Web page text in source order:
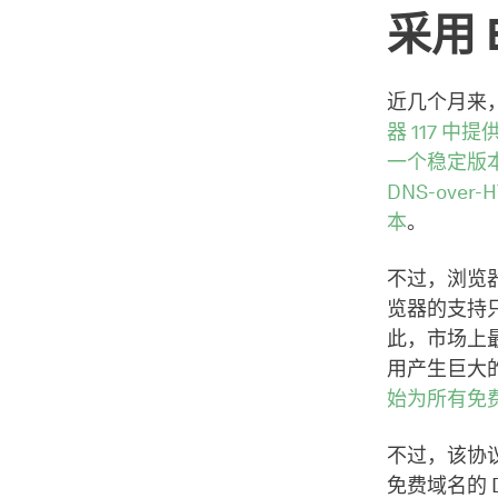
采用
近几个月来
器 117 中提
一个稳定版
DNS-over-
本。
不过，浏览
览器的支持
此，市场上
用产生巨大
始为所有免
不过，该协
免费域名的